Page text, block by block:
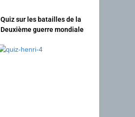
Quiz sur les batailles de la
Deuxième guerre mondiale